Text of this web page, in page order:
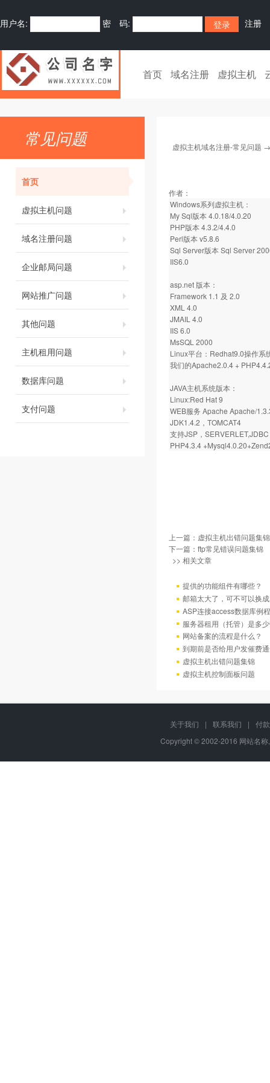
用户名: 密 码: 注册
首页 域名注册 虚拟主机
常见问题
首页
虚拟主机问题
域名注册问题
企业邮局问题
网站推广问题
其他问题
主机租用问题
数据库问题
支付问题
虚拟主机域名注册-常见问题
作者：
Windows系列虚拟主机：
My Sql版本 4.0.18/4.0.20
PHP版本 4.3.2/4.4.0
Perl版本 v5.8.6
Sql Server版本 Sql Server
IIS6.0
asp.net 版本：
Framework 1.1 及 2.0
XML 4.0
JMAIL 4.0
IIS 6.0
MsSQL 2000
Linux平台：Redhat9.0操作系
我们的Apache2.0.4 +
JAVA主机系统版本：
Linux:Red Hat 9
WEB服务 Apache Apache/
JDK1.4.2，TOMCAT4
支持JSP，
PHP4.3.4
上一篇： 虚拟主机出错问题集锦
下一篇： ftp常见错误问题集锦
>> 相关文章
提供的功能组件有哪些？
邮箱太大了，可不可以换
ASP连接access数据库例程
服务器租用（托管）是多
网站备案的流程是什么？
到期前是否给用户发催费
虚拟主机出错问题集锦
虚拟主机控制面板问题
关于我们 | 联系我们 |
付
Copyright © 2002-2016 网站名